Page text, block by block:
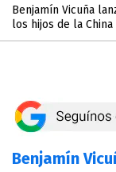
Benjamín Vicuña
los hijos de la China
Benjamín